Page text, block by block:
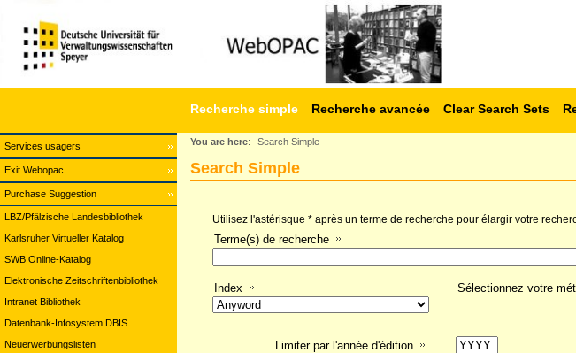
Services usagers
Exit Webopac
Purchase Suggestion
Recherche simple Recherche avancée Clear Search Sets
LBZ/Pfälzische Landesbibliothek
Karlsruher Virtueller Katalog
SWB Online-Katalog
Elektronische Zeitschriftenbibliothek
Intranet Bibliothek
Datenbank-Infosystem DBIS
Neuerwerbungslisten
You are here: Search Simple
Search Simple
Utilisez l'astérisque * après un terme de recherche pour élargir votre
Terme(s) de recherche
Index Sélectionnez votre
Limiter par l'année d'édition